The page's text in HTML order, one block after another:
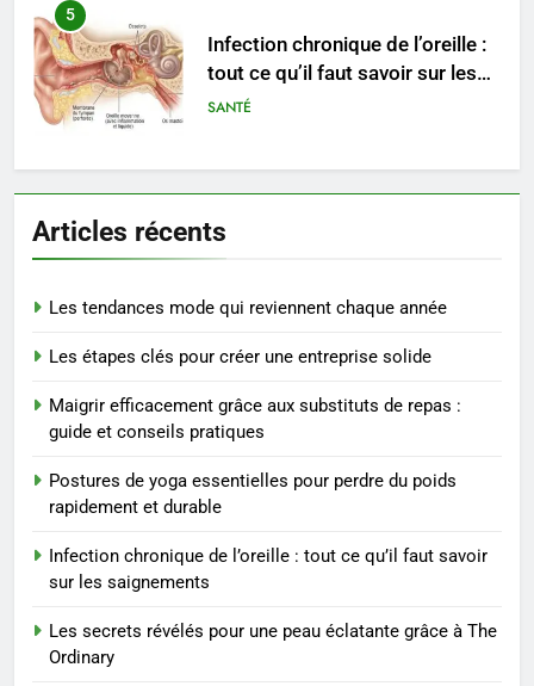
5
Infection chronique de l’oreille :
tout ce qu’il faut savoir sur les
saignements
SANTÉ
6
peau éclatante grâce à The
Ordinary
SANTÉ
Prévenir les chutes chez les
exercices
BIEN ÊTRE
8
Voyance à La Rochelle : où
trouver un accompagnement
sérieux à un tarif juste ?
BIEN ÊTRE
1
Articles récents
Les tendances mode qui reviennent chaque année
Les étapes clés pour créer une entreprise solide
Maigrir efficacement grâce aux substituts de repas :
guide et conseils pratiques
Postures de yoga essentielles pour perdre du poids
rapidement et durable
Infection chronique de l’oreille : tout ce qu’il faut savoir
sur les saignements
Les secrets révélés pour une peau éclatante grâce à The
Ordinary